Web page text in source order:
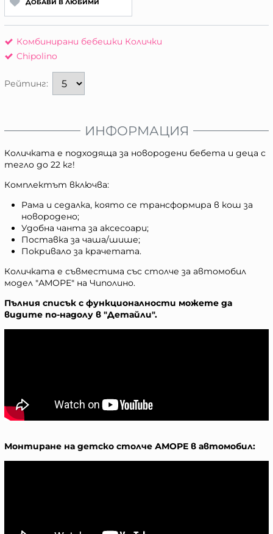
ДОБАВИ В ЛЮБИМИ
Комбинирани бебешки Колички
Chipolino
Рейтинг:
ИНФОРМАЦИЯ
Количката е подходяща за новородени бебета и деца с
тегло до 22 кг!
Комплектът включва:
Рама и седалка, която се трансформира в кош за
новородено;
Удобна чанта за аксесоари;
Поставка за чаша/шише;
Покривало за крачетата.
Количката е съвместима със столче за автомобил
модел "АМОРЕ" на Чиполино.
Пълния списък с функционалности можете да
видите по-надолу в "Детайли".
Монтиране на детско столче АМОРЕ в автомобил: